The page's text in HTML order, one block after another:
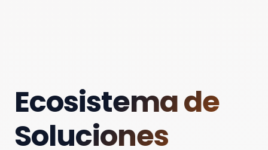
Ecosistema de
Soluciones